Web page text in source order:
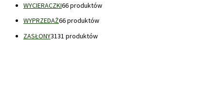
WYCIERACZKI66 produktów
WYPRZEDAŻ66 produktów
ZASŁONY3131 produktów